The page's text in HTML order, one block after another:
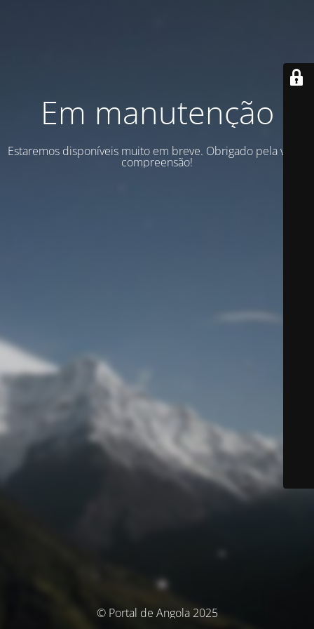
Em manutenção
Estaremos disponíveis muito em breve. Obrigado pela vossa
compreensão!
© Portal de Angola 2025